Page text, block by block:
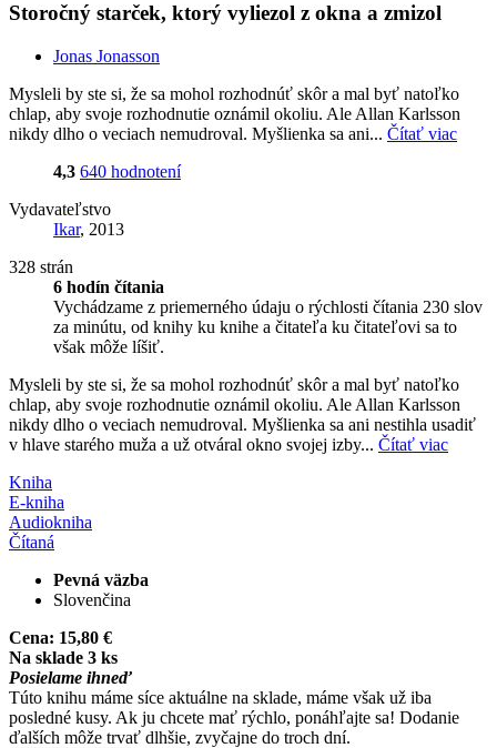
Storočný starček, ktorý vyliezol z okna a zmizol
Jonas Jonasson
Mysleli by ste si, že sa mohol rozhodnúť skôr a mal byť natoľko
chlap, aby svoje rozhodnutie oznámil okoliu. Ale Allan Karlsson
nikdy dlho o veciach nemudroval. Myšlienka sa ani... Čítať viac
4,3 640 hodnotení
Vydavateľstvo
Ikar, 2013
328 strán
6 hodín čítania
Vychádzame z priemerného údaju o rýchlosti čítania 230 slov
za minútu, od knihy ku knihe a čitateľa ku čitateľovi sa to
však môže líšiť.
Mysleli by ste si, že sa mohol rozhodnúť skôr a mal byť natoľko
chlap, aby svoje rozhodnutie oznámil okoliu. Ale Allan Karlsson
nikdy dlho o veciach nemudroval. Myšlienka sa ani nestihla usadiť
v hlave starého muža a už otváral okno svojej izby... Čítať viac
Kniha
E-kniha
Audiokniha
Čítaná
Pevná väzba
Slovenčina
Cena: 15,80 €
Na sklade 3 ks
Posielame ihneď
Túto knihu máme síce aktuálne na sklade, máme však už iba
posledné kusy. Ak ju chcete mať rýchlo, ponáhľajte sa! Dodanie
ďalších môže trvať dlhšie, zvyčajne do troch dní.